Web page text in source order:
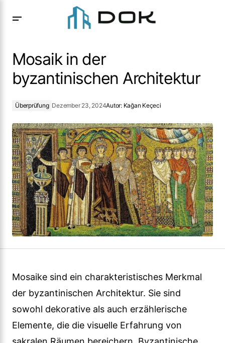
Mosaik in der
byzantinischen Architektur
Überprüfung Dezember 23, 2024Autor: Kağan Keçeci
Mosaike sind ein charakteristisches Merkmal
der byzantinischen Architektur. Sie sind
sowohl dekorative als auch erzählerische
Elemente, die die visuelle Erfahrung von